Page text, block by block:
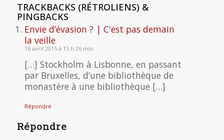
TRACKBACKS (RÉTROLIENS) &
PINGBACKS
Envie d’évasion ? | C'est pas demain
la veille
16 avril 2015 à 15 h 26 min
[…] Stockholm à Lisbonne, en passant
par Bruxelles, d’une bibliothèque de
monastère à une bibliothèque […]
Répondre
Répondre